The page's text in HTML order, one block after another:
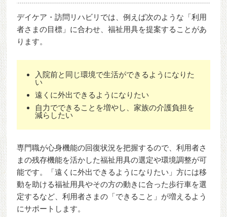
デイケア・訪問リハビリでは、例えば次のような「利用
者さまの目標」に合わせ、福祉用具を提案することがあ
ります。
入院前と同じ環境で生活ができるようになりた
い
遠くに外出できるようになりたい
自力でできることを増やし、家族の介護負担を
減らしたい
専門職が心身機能の回復状況を把握するので、利用者さ
まの残存機能を活かした福祉用具の選定や環境調整が可
能です。「遠くに外出できるようになりたい」方には移
動を助ける福祉用具やその方の動きに合った歩行車を選
定するなど、利用者さまの「できること」が増えるよう
にサポートします。